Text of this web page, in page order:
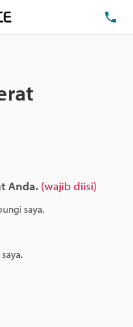
Anda. (wajib diisi)
saya.